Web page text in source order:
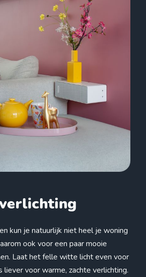
kun je natuurlijk niet heel je woning
ook voor een paar mooie
Laat het felle witte licht even voor
liever voor warme, zachte verlichting.